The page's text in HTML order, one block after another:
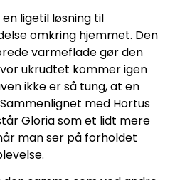
ligetil løsning til
omkring hjemmet. Den
varmeflade gør den
ukrudtet kommer igen
ikke er så tung, at en
med Hortus
Gloria som et lidt mere
man ser på forholdet